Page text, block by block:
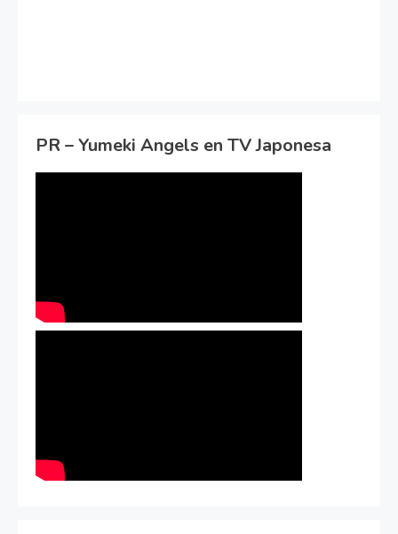
PR – Yumeki Angels en TV Japonesa